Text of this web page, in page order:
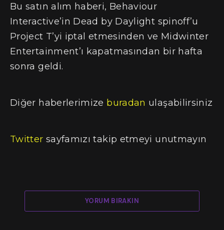
Bu satın alım haberi, Behaviour
Interactive’in Dead by Daylight spinoff’u
Project T’yi iptal etmesinden ve Midwinter
Entertainment’ı kapatmasından bir hafta
sonra geldi.
Diğer haberlerimize buradan ulaşabilirsiniz
Twitter sayfamızı takip etmeyi unutmayın
YORUM BIRAKIN